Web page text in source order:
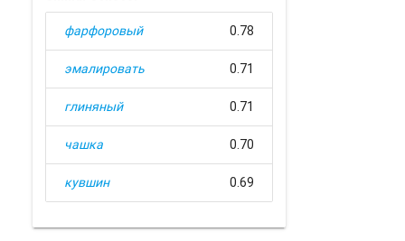
фарфоровый 0.78
эмалировать 0.71
глиняный 0.71
чашка 0.70
кувшин 0.69